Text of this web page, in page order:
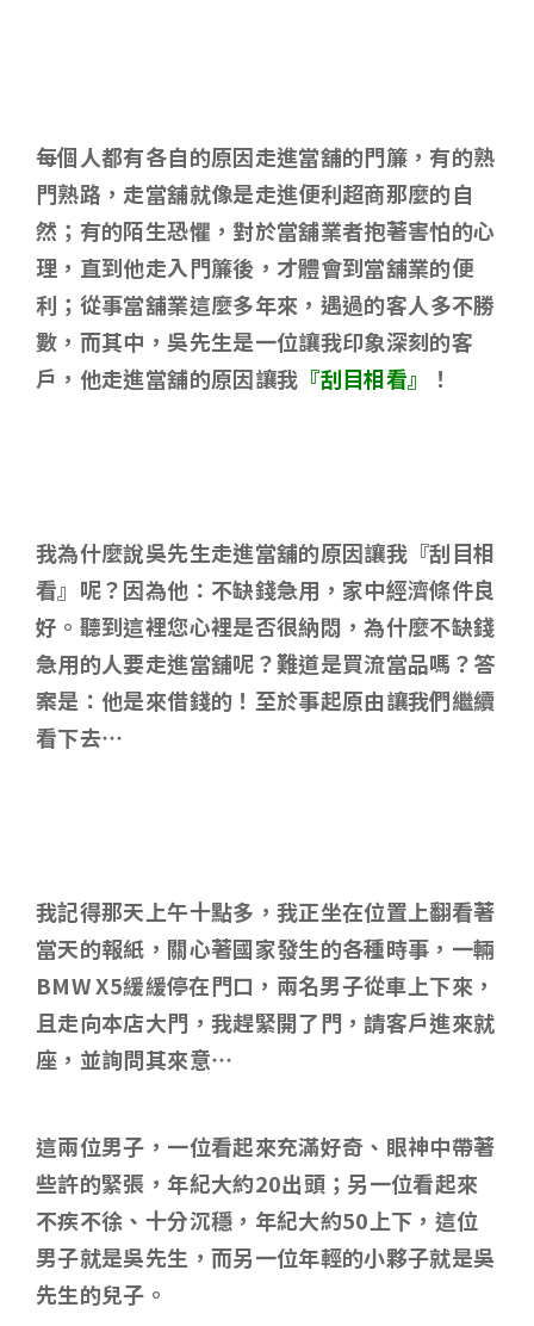
每個人都有各自的原因走進當舖的門簾，有的熟
門熟路，走當舖就像是走進便利超商那麼的自
然；有的陌生恐懼，對於當舖業者抱著害怕的心
理，直到他走入門簾後，才體會到當舖業的便
利； 從事當舖業這麼多年來 ，遇過的客人多不勝
數，而其中，吳先生是一位讓我印象深刻的客
戶，他走進當舖的原因讓我 『刮目相看』 ！
我為什麼說吳先生走進當舖的原因讓我『刮目相
看』呢？因為他：不缺錢急用，家中經濟條件良
好。聽到這裡您心裡是否很納悶，為什麼不缺錢
急用的人要走進當舖呢？難道是買流當品嗎？答
案是：他是來借錢的！至於事起原由讓我們繼續
看下去…
我記得那天上午十點多，我正坐在位置上翻看著
當天的報紙，關心著國家發生的各種時事，一輛
BMW X5緩緩停在門口，兩名男子從車上下來，
且走向本店大門，我趕緊開了門，請客戶進來就
座，並詢問其來意…
這兩位男子，一位看起來充滿好奇、眼神中帶著
些許的緊張，年紀大約20出頭；另一位看起來
不疾不徐、十分沉穩，年紀大約50上下，這位
男子就是吳先生，而另一位年輕的小夥子就是吳
先生的兒子。